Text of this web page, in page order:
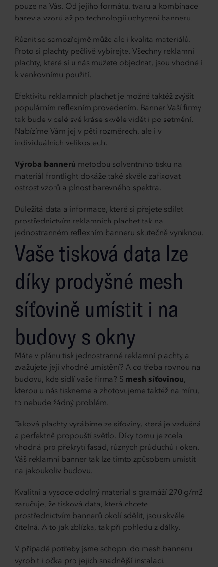
pouze na Vás. Od jejího formátu, tvaru a kombinace
barev a vzorů až po technologii uchycení banneru.
Různit se samozřejmě může ale i kvalita materiálů.
Proto si plachty pečlivě vybírejte. Všechny reklamní
plachty, které si u nás můžete objednat, jsou vhodné i
k venkovnímu použití.
Efektivitu reklamních plachet je možné taktéž zvýšit
populárním reflexním provedením. Banner Vaší firmy
tak bude v celé své kráse skvěle vidět i po setmění.
Nabízíme Vám jej v pěti rozměrech, ale i v
individuálních velikostech.
Výroba bannerů metodou solventního tisku na
materiál frontlight dokáže také skvěle zafixovat
ostrost vzorů a plnost barevného spektra.
Důležitá data a informace, které si přejete sdílet
prostřednictvím reklamních plachet tak na
jednostranném reflexním banneru skutečně vyniknou.
Vaše tisková data lze
díky prodyšné mesh
síťovině umístit i na
budovy s okny
Máte v plánu tisk jednostranné reklamní plachty a
zvažujete její vhodné umístění? A co třeba rovnou na
budovu, kde sídlí vaše firma? S mesh síťovinou,
kterou u nás tiskneme a zhotovujeme taktéž na míru,
to nebude žádný problém.
Takové plachty vyrábíme ze síťoviny, která je vzdušná
a perfektně propouští světlo. Díky tomu je zcela
vhodná pro překrytí fasád, různých průduchů i oken.
Váš reklamní banner tak lze tímto způsobem umístit
na jakoukoliv budovu.
Kvalitní a vysoce odolný materiál s gramáží 270 g/m2
zaručuje, že tisková data, která chcete
prostřednictvím bannerů okolí sdělit, jsou skvěle
čitelná. A to jak zblízka, tak při pohledu z dálky.
V případě potřeby jsme schopni do mesh banneru
vyrobit i očka pro jejich snadnější instalaci.